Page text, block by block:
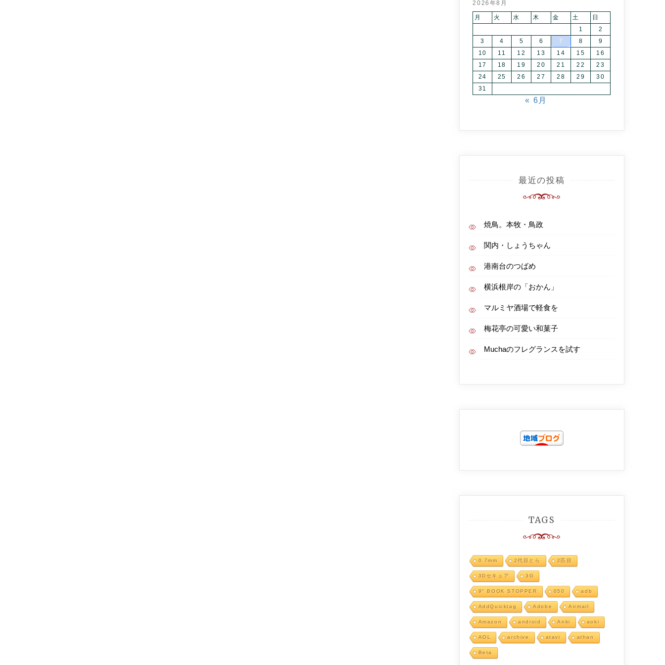
2026年8月
月 火 水 木 金 土
日
1
2
3
4 5 6 7 8
9
10
11 12 13 14 15
16
17
18 19 20 21 22
23
24
25 26 27 28 29
30
31
« 6月
最近の投稿
焼鳥。本牧・鳥政
関内・しょうちゃん
港南台のつばめ
横浜根岸の「おかん」
マルミヤ酒場で軽食を
梅花亭の可愛い和菓子
Muchaのフレグランスを試す
TAGS
0.7mm 2代目とら 2匹目
3Dセキュア 3G
9° BOOK STOPPER 050 adb
AddQuicktag Adobe Airmail
Amazon android Anki aoki
AOL archive atavi athan
Beta